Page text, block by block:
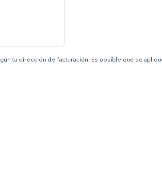
tu dirección de facturación. Es posible que se